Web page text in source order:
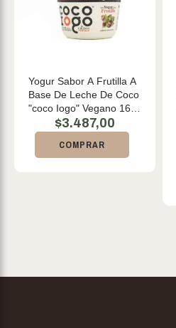
Yogur Sabor A Frutilla A
Base De Leche De Coco
"coco Iogo" Vegano 160
$3.487,00
COMPRAR